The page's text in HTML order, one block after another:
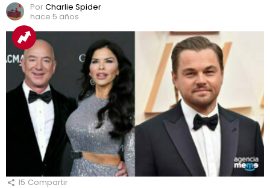
PorCharlie Spider
hace 5 años
15 Compartir